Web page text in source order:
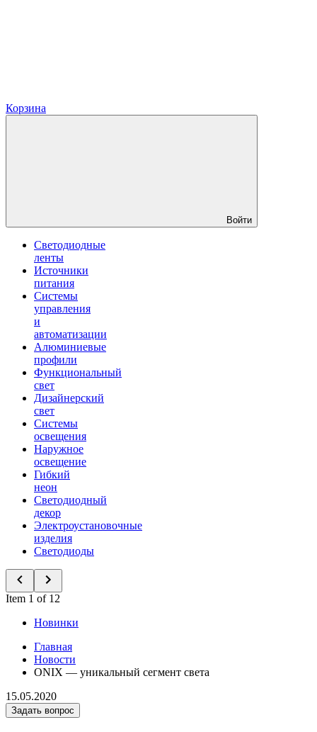
Корзина
Войти
Светодиодные
ленты
Источники
питания
Системы
управления
и
автоматизации
Алюминиевые
профили
Функциональный
свет
Дизайнерский
свет
Системы
освещения
Наружное
освещение
Гибкий
неон
Светодиодный
декор
Электроустановочные
изделия
Светодиоды
Item 1 of 12
Новинки
Главная
Новости
ONIX — уникальный сегмент света
15.05.2020
Задать вопрос